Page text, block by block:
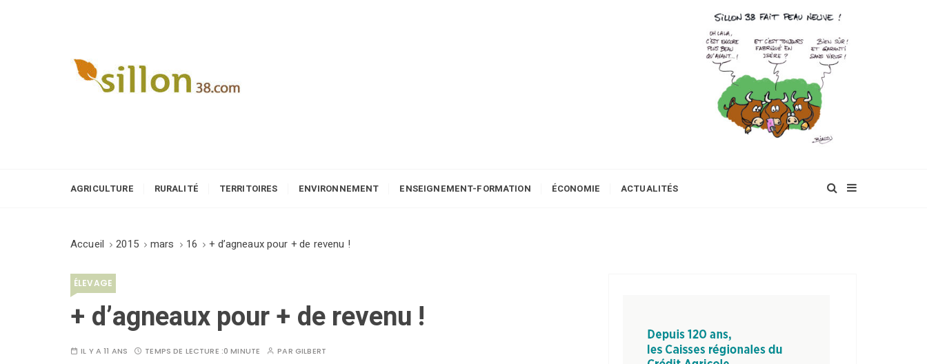
AGRICULTURE RURALITÉ TERRITOIRES ENVIRONNEMENT ENSEIGNEMENT-FORMATION ÉCONOMIE ACTUALITÉS
Accueil 2015 mars 16 + d’agneaux pour + de revenu !
ÉLEVAGE
+ d’agneaux pour + de revenu !
IL Y A 11 ANS TEMPS DE LECTURE :0 MINUTE PAR GILBERT